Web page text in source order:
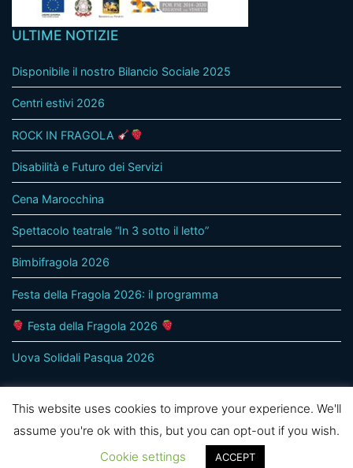
ULTIME NOTIZIE
Disponibile il nostro Bilancio Sociale 2025
Centri estivi 2026
ROCK IN FRAGOLA
Disabilità e Futuro dei Servizi
Cena Marocchina
Spettacolo teatrale “In 3 sotto il letto”
Bimbifragola 2026
Festa della Fragola 2026: il programma
Festa della Fragola 2026
Uova Solidali Pasqua 2026
© 2020 - Solidarietà Cooperativa Sociale Onlus Treviso -
Privacy policy|Privacy Utenti
This website uses cookies to improve your experience. We'll
assume you're ok with this, but you can opt-out if you wish.
Cookie settings
ACCEPT